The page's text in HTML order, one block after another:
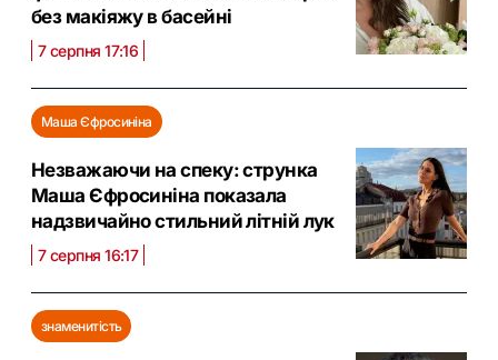
без макіяжу в басейні
7 серпня 17:16
Маша Єфросиніна
Незважаючи на спеку: струнка
Маша Єфросиніна показала
надзвичайно стильний літній лук
7 серпня 16:17
знаменитість